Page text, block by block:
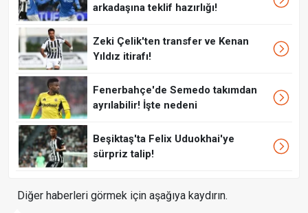
arkadaşına teklif hazırlığı!
Zeki Çelik'ten transfer ve Kenan
Yıldız itirafı!
Fenerbahçe'de Semedo takımdan
ayrılabilir! İşte nedeni
Beşiktaş'ta Felix Uduokhai'ye
sürpriz talip!
Diğer haberleri görmek için aşağıya kaydırın.